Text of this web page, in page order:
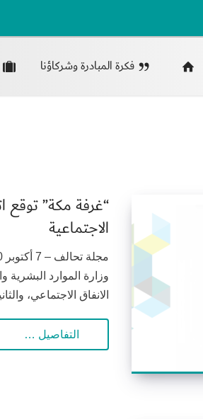
فكرة المبادرة وشركاؤنا
“غرفة مكة” توقع
الاجتماعية
وزارة الموارد البشرية
الانفاق الاجتماعي،
التفاصيل …